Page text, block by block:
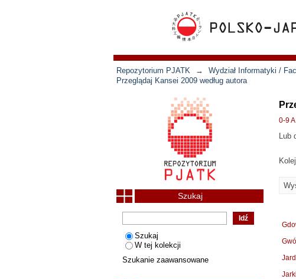
Repozytorium PJATK → Wydział Informatyki /
Przeglądaj Kansei 2009 według autora
0-9A
Lub
Szukaj
Szukaj
W tej kolekcji
Szukanie zaawansowane